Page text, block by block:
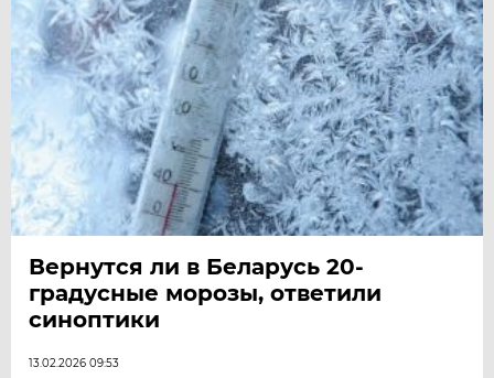
Вернутся ли в Беларусь 20-
градусные морозы, ответили
синоптики
13.02.2026 09:53